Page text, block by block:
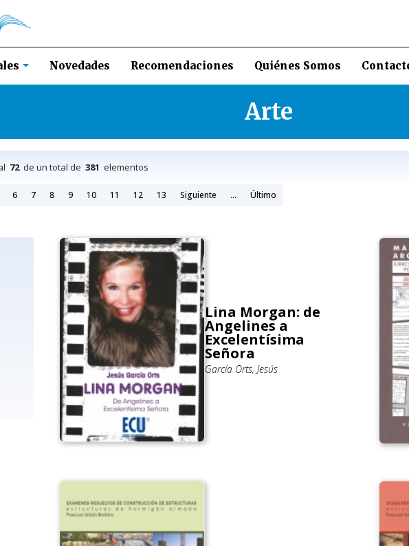
Novedades Recomendaciones Quiénes Somos
Arte
72de un total de 381 elementos
6 7 8 9 10 11 12 13 Siguiente ... Último
Lina Morgan: de
Angelines a
Excelentísima
Señora
García Orts, Jesús